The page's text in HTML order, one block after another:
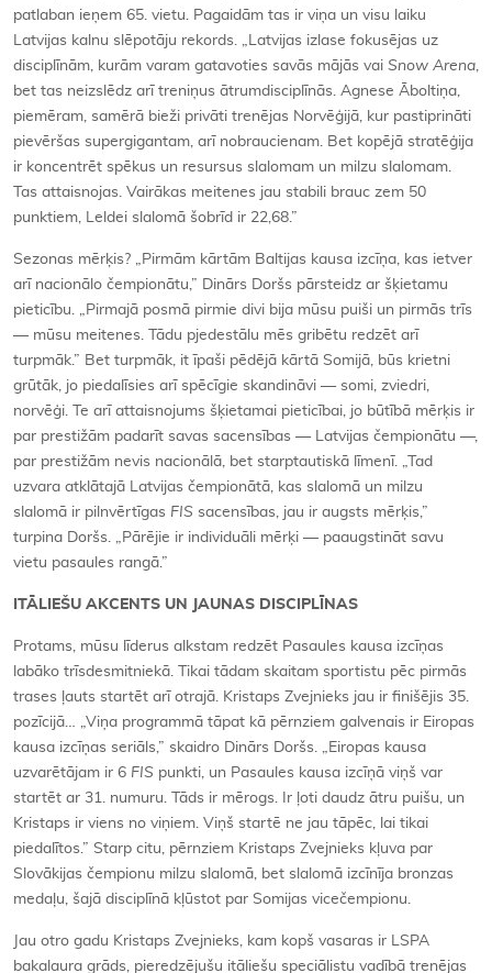
patlaban ieņem 65. vietu. Pagaidām tas ir viņa un visu laiku
Latvijas kalnu slēpotāju rekords. „Latvijas izlase fokusējas uz
disciplīnām, kurām varam gatavoties savās mājās vai Snow Arena,
bet tas neizslēdz arī treniņus ātrumdisciplīnās. Agnese Āboltiņa,
piemēram, samērā bieži privāti trenējas Norvēģijā, kur pastiprināti
pievēršas supergigantam, arī nobraucienam. Bet kopējā stratēģija
ir koncentrēt spēkus un resursus slalomam un milzu slalomam.
Tas attaisnojas. Vairākas meitenes jau stabili brauc zem 50
punktiem, Leldei slalomā šobrīd ir 22,68.”
Sezonas mērķis? „Pirmām kārtām Baltijas kausa izcīņa, kas ietver
arī nacionālo čempionātu,” Dinārs Doršs pārsteidz ar šķietamu
pieticību. „Pirmajā posmā pirmie divi bija mūsu puiši un pirmās trīs
— mūsu meitenes. Tādu pjedestālu mēs gribētu redzēt arī
turpmāk.” Bet turpmāk, it īpaši pēdējā kārtā Somijā, būs krietni
grūtāk, jo piedalīsies arī spēcīgie skandināvi — somi, zviedri,
norvēģi. Te arī attaisnojums šķietamai pieticībai, jo būtībā mērķis ir
par prestižām padarīt savas sacensības — Latvijas čempionātu —,
par prestižām nevis nacionālā, bet starptautiskā līmenī. „Tad
uzvara atklātajā Latvijas čempionātā, kas slalomā un milzu
slalomā ir pilnvērtīgas FIS sacensības, jau ir augsts mērķis,”
turpina Doršs. „Pārējie ir individuāli mērķi — paaugstināt savu
vietu pasaules rangā.”
ITĀLIEŠU AKCENTS UN JAUNAS DISCIPLĪNAS
Protams, mūsu līderus alkstam redzēt Pasaules kausa izcīņas
labāko trīsdesmitniekā. Tikai tādam skaitam sportistu pēc pirmās
trases ļauts startēt arī otrajā. Kristaps Zvejnieks jau ir finišējis 35.
pozīcijā… „Viņa programmā tāpat kā pērnziem galvenais ir Eiropas
kausa izcīņas seriāls,” skaidro Dinārs Doršs. „Eiropas kausa
uzvarētājam ir 6 FIS punkti, un Pasaules kausa izcīņā viņš var
startēt ar 31. numuru. Tāds ir mērogs. Ir ļoti daudz ātru puišu, un
Kristaps ir viens no viņiem. Viņš startē ne jau tāpēc, lai tikai
piedalītos.” Starp citu, pērnziem Kristaps Zvejnieks kļuva par
Slovākijas čempionu milzu slalomā, bet slalomā izcīnīja bronzas
medaļu, šajā disciplīnā kļūstot par Somijas vicečempionu.
Jau otro gadu Kristaps Zvejnieks, kam kopš vasaras ir LSPA
bakalaura grāds, pieredzējušu itāliešu speciālistu vadībā trenējas